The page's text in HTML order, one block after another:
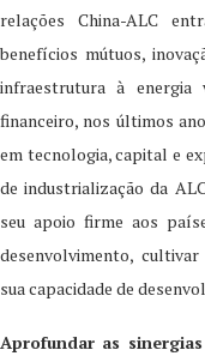
relações China-ALC
benefícios mútuos,
infraestrutura à energia
financeiro, nos últimos
em tecnologia, capital e
de industrialização da
seu apoio firme aos
desenvolvimento,
sua capacidade de
Aprofundar as